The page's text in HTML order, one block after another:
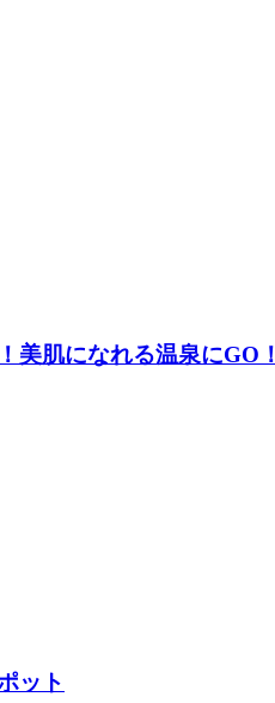
美肌になれる温泉にGO！
ット